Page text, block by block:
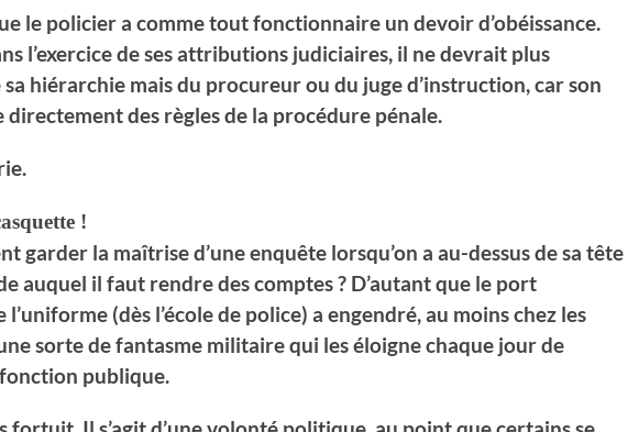
le policier a comme tout fonctionnaire un devoir d’obéissance.
l’exercice de ses attributions judiciaires, il ne devrait plus
hiérarchie mais du procureur ou du juge d’instruction, car son
directement des règles de la procédure pénale.
!
garder la maîtrise d’une enquête lorsqu’on a au-dessus de sa tête
auquel il faut rendre des comptes ? D’autant que le port
l’uniforme (dès l’école de police) a engendré, au moins chez les
sorte de fantasme militaire qui les éloigne chaque jour de
fonction publique.